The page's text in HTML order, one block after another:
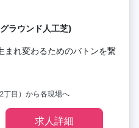
ラウンド人工芝)
まれ変わるためのバトンを繋
丁目）から各現場へ
求人詳細